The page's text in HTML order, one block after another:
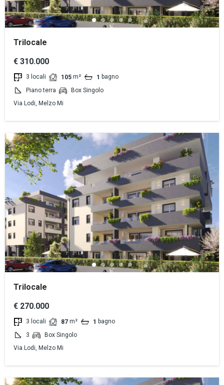
Trilocale
€ 310.000
3 locali 105 m² 1 bagno
Piano terra
Box Singolo
Via Lodi, Melzo Mi
Trilocale
€ 270.000
3 locali 87 m² 1 bagno
3
Box Singolo
Via Lodi, Melzo Mi